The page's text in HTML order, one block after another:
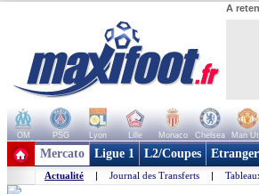
A
OM PSG Lyon Lille Monaco Chelsea Man
+ de clubs
Mercato Ligue 1 L2/Coupes Etranger
Actualité | Journal des Transferts |